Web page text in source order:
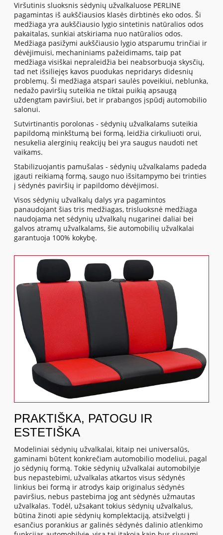
Viršutinis sluoksnis sėdynių užvalkaluose PERLINE
pagamintas iš aukščiausios klasės dirbtinės eko odos. Ši
medžiaga yra aukščiausio lygio sintetinis natūralios odos
pakaitalas, sunkiai atskiriama nuo natūralios odos.
Medžiaga pasižymi aukščiausio lygio atsparumu trinčiai ir
dėvėjimuisi, mechaniniams pažeidimams, taip pat
medžiaga visiškai nepraleidžia bei neabsorbuoja skysčių,
tad net išsiliejęs kavos puodukas nepridarys didesnių
problemų. Ši medžiaga atspari saulės poveikiui, neblunka,
nedažo paviršių suteikia ne tiktai puikią apsaugą
uždengtam paviršiui, bet ir prabangos įspūdį automobilio
salonui.
Sutvirtinantis porolonas - sėdynių užvalkalams suteikia
papildomą minkštumą bei formą, leidžia cirkuliuoti orui,
nesukelia alerginių reakcijų bei yra saugus naudoti net
vaikams.
Stabilizuojantis pamušalas - sėdynių užvalkalams padeda
įgauti reikiamą formą, saugo nuo išsitampymo bei trinties
į sėdynės paviršių ir papildomo dėvėjimosi.
Visos sėdynių užvalkalų dalys yra pagamintos
panaudojant šias tris medžiagas, trisluoksnė medžiaga
naudojama net sėdynių užvalkalų nugarinei daliai bei
galvos atramų užvalkalams, šie automobilių užvalkalai
garantuoja 100% kokybę.
PRAKTIŠKA, PATOGU IR
ESTETIŠKA
Modeliniai sėdynių užvalkalai, kitaip nei universalūs,
gaminami būtent konkrečiam automobilio modeliui, pagal
jo sėdynių formą. Tokie sėdynių užvalkalai automobilyje
bus nepastebimi, užvalkalas atkartos visus sėdynės
linkius bei formą ir atrodys kaip originalus sėdynės
paviršius, nebus pastebima jog ant sėdynės užmautas
užvalkalas. Todėl, užsakant tokius sėdynių užvalkalus,
būtina žinoti apie sėdynių komplektaciją, atsižvelgti į
esančius porankius ar galinės sėdynės dalinio atlenkimo